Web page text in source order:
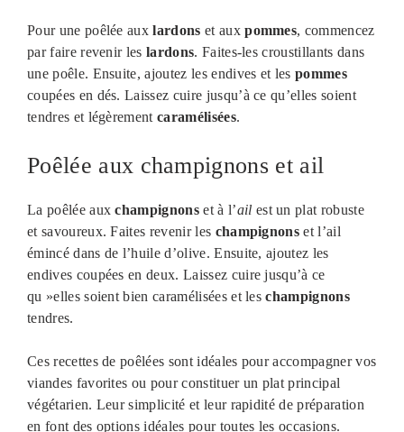
Pour une poêlée auxlardons et auxpommes, commencez
par faire revenir leslardons. Faites-les croustillants dans
une poêle. Ensuite, ajoutez les endives et lespommes
coupées en dés. Laissez cuire jusqu’à ce qu’elles soient
tendres et légèrementcaramélisées.
Poêlée aux champignons et ail
La poêlée auxchampignons et à l’ail est un plat robuste
et savoureux. Faites revenir les champignons et l’ail
émincé dans de l’huile d’olive. Ensuite, ajoutez les
endives coupées en deux. Laissez cuire jusqu’à ce
qu »elles soient bien caramélisées et leschampignons
tendres.
Ces recettes de poêlées sont idéales pour accompagner vos
viandes favorites ou pour constituer un plat principal
végétarien. Leur simplicité et leur rapidité de préparation
en font des options idéales pour toutes les occasions.